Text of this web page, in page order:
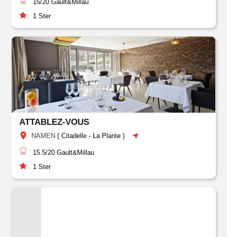
15/20 Gault&Millau
1 Ster
ATTABLEZ-VOUS
NAMEN (Citadelle - La Plante )
15.5/20 Gault&Millau
1 Ster